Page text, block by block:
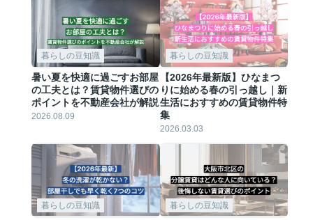
暮らしの豆知識
暑い夏を快適に過ごすお部屋
の工夫とは？賃貸物件選びの
ポイントを不動産会社が解説
2026.08.09
暮らしの豆知識
【2026年最新版】ひなまつ
りに始める春の引っ越し｜新
生活におすすめの賃貸物件特
集
2026.03.03
暮らしの豆知識 暮らしの豆知識